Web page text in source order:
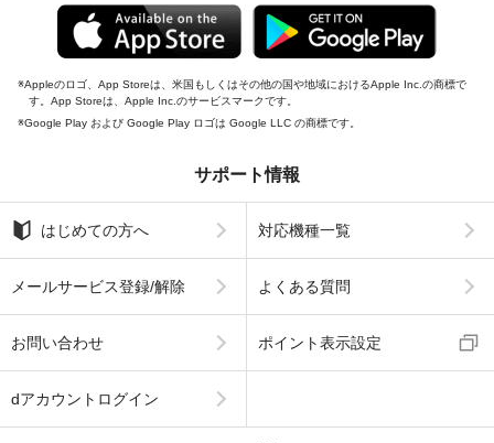
Appleのロゴ、App Storeは、米国もしくはその他の国や地域におけるApple Inc.の商標で
す。App Storeは、Apple Inc.のサービスマークです。
Google Play および Google Play ロゴは Google LLC の商標です。
サポート情報
はじめての方へ 対応機種一覧
メールサービス登録/解除 よくある質問
お問い合わせ ポイント表示設定
dアカウントログイン